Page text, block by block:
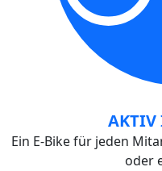
AKTIV
Ein E-Bike für jeden
oder